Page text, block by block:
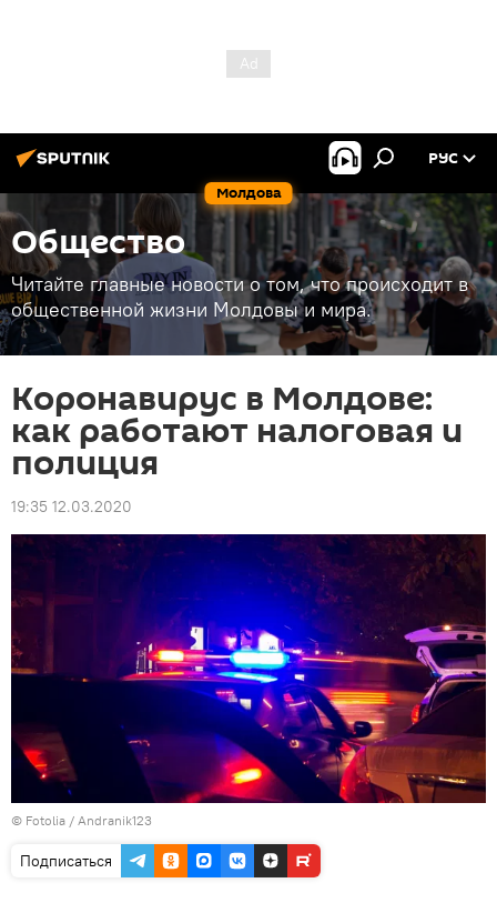
Молдова
РУС
Общество
Читайте главные новости о том, что происходит в
общественной жизни Молдовы и мира.
Коронавирус в Молдове:
как работают налоговая и
полиция
19:35 12.03.2020
© Fotolia / Andranik123
Подписаться